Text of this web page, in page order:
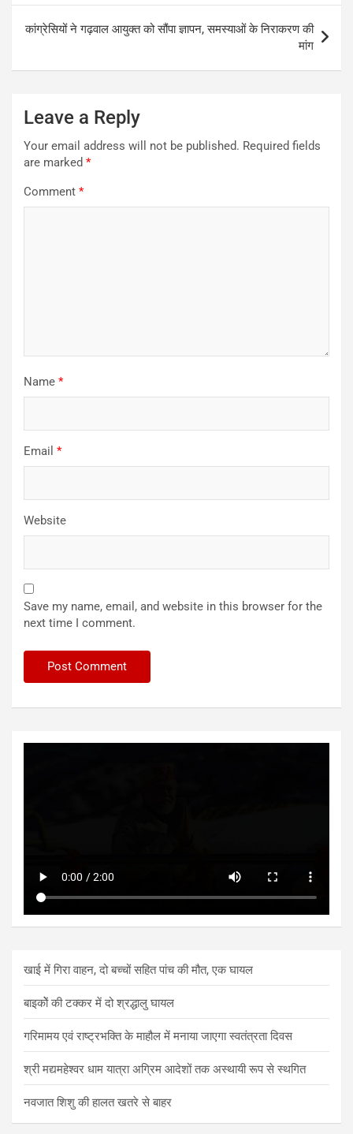
कांग्रेसियों ने गढ़वाल आयुक्त को सौंपा ज्ञापन, समस्याओं के निराकरण की
मांग
Leave a Reply
Your email address will not be published. Required fields
are marked *
Comment *
Name *
Email *
Website
Save my name, email, and website in this browser for the
next time I comment.
खाई में गिरा वाहन, दो बच्चों सहित पांच की मौत, एक घायल
बाइकोें की टक्कर में दो श्रद्धालु घायल
गरिमामय एवं राष्ट्रभक्ति के माहौल में मनाया जाएगा स्वतंत्रता दिवस
श्री मद्यमहेश्वर धाम यात्रा अग्रिम आदेशों तक अस्थायी रूप से स्थगित
नवजात शिशु की हालत खतरे से बाहर